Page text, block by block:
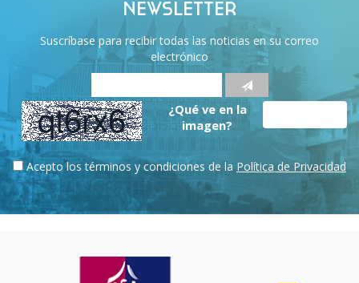
NEWSLETTER
Suscríbase para recibir todas las noticias en su correo
electrónico
¿Qué ve en la
imagen?
Acepto los términos y condiciones de la Política de Privacidad